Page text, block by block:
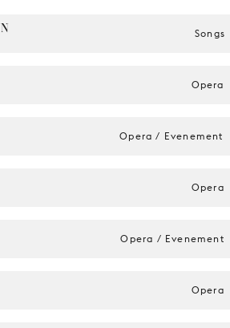
Songs
Opera
Opera / Evenement
Opera
Opera / Evenement
Opera